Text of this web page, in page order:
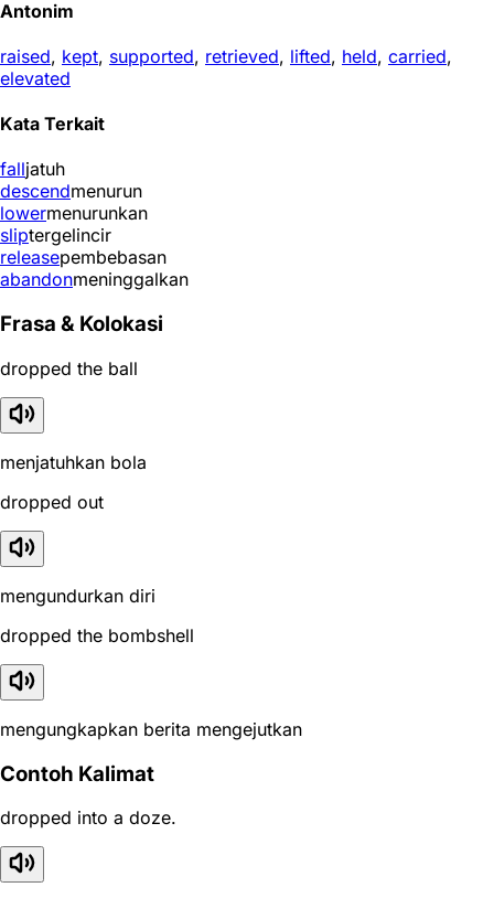
Antonim
raised, kept, supported, retrieved, lifted, held, carried,
elevated
Kata Terkait
falljatuh
descendmenurun
lowermenurunkan
sliptergelincir
releasepembebasan
abandonmeninggalkan
Frasa & Kolokasi
dropped the ball
menjatuhkan bola
dropped out
mengundurkan diri
dropped the bombshell
mengungkapkan berita mengejutkan
Contoh Kalimat
dropped into a doze.